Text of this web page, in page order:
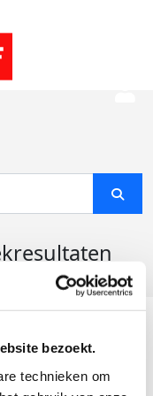
bezoekt.
technieken om